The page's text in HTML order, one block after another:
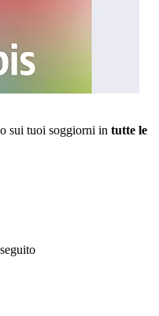
sui tuoi soggiorni in tutte le